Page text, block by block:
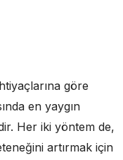
göre
en yaygın
Her iki yöntem de,
artırmak için